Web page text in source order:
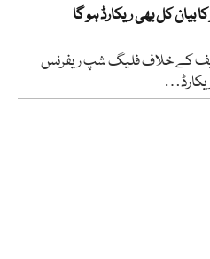
کل بھی ریکارڈ ہو گا
شریف کے خلاف فلیگ شپ ریفرنس